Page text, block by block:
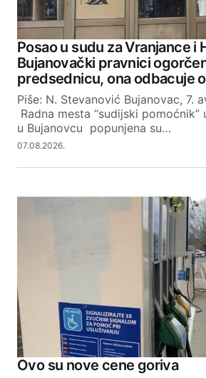
Posao u sudu za Vranjance i
Bujanovački pravnici
predsednicu, ona odbacuje
Piše: N. Stevanović Bujanovac, 7.
Radna mesta “sudijski pomoćnik”
u Bujanovcu popunjena su…
07.08.2026.
Ovo su nove cene goriva